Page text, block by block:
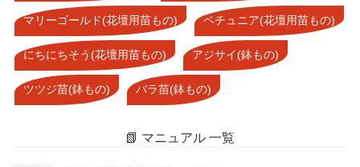
マリーゴールド(花壇用苗もの) ペチュニア(花壇用苗もの)
にちにちそう(花壇用苗もの) アジサイ(鉢もの)
ツツジ苗(鉢もの) バラ苗(鉢もの)
📗 マニュアル 一覧